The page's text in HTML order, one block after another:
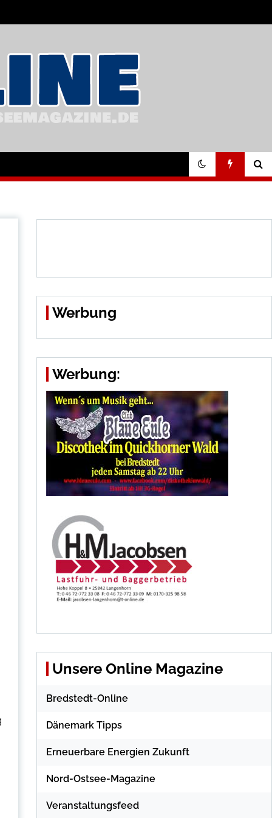
Werbung
Werbung:
Unsere Online Magazine
Bredstedt-Online
Dänemark Tipps
Erneuerbare Energien Zukunft
Nord-Ostsee-Magazine
Veranstaltungsfeed